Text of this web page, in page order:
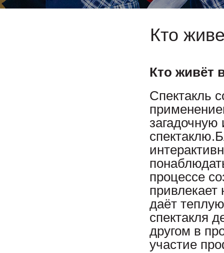
Кто
Кто живёт
Спектакль
процессе
привлекает
даёт
спектакля
другом в
участие